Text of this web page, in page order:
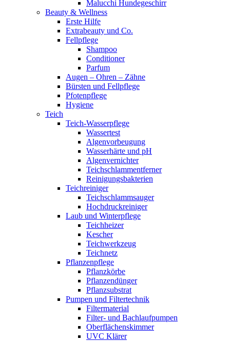
Malucchi Hundegeschirr
Beauty & Wellness
Erste Hilfe
Extrabeauty und Co.
Fellpflege
Shampoo
Conditioner
Parfum
Augen – Ohren – Zähne
Bürsten und Fellpflege
Pfotenpflege
Hygiene
Teich
Teich-Wasserpflege
Wassertest
Algenvorbeugung
Wasserhärte und pH
Algenvernichter
Teichschlammentferner
Reinigungsbakterien
Teichreiniger
Teichschlammsauger
Hochdruckreiniger
Laub und Winterpflege
Teichheizer
Kescher
Teichwerkzeug
Teichnetz
Pflanzenpflege
Pflanzkörbe
Pflanzendünger
Pflanzsubstrat
Pumpen und Filtertechnik
Filtermaterial
Filter- und Bachlaufpumpen
Oberflächenskimmer
UVC Klärer